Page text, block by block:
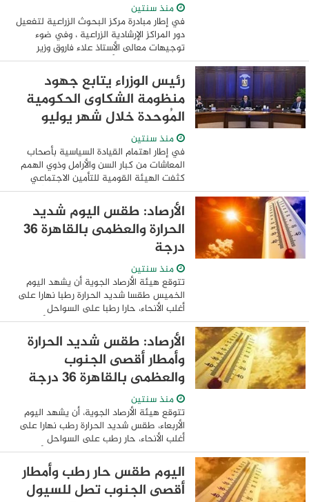
منذ سنتين
في إطار مبادرة مركز البحوث الزراعية لتفعيل
دور المراكز الإرشادية الزراعية ، وفي ضوء
توجيهات معالى الأستاذ علاء فاروق وزير
الزراعة واستصلاح الأراضي، وتعليمات الدكتور
عادل عبدالعظيم رئيس مركز البحوث ...
رئيس الوزراء يتابع جهود
منظومة الشكاوى الحكومية
المُوحدة خلال شهر يوليو
منذ سنتين
في إطار اهتمام القيادة السياسية بأصحاب
المعاشات من كبار السن والأرامل وذوي الهمم
كثفت الهيئة القومية للتأمين الاجتماعي
جهودها للتعامل مع 3060 شكوى وطلبًا خلال
يوليو. تابع الدكتور مصطفى مدبولي، ...
الأرصاد: طقس اليوم شديد
الحرارة والعظمى بالقاهرة 36
درجة
منذ سنتين
تتوقع هيئة الأرصاد الجوية أن يشهد اليوم
الخميس طقسا شديد الحرارة رطبا نهارا على
أغلب الأنحاء، حارا رطبا على السواحل
الشمالية، مائلا للحرارة رطبا ليلا على أغلب
الأنحاء. وتتوقع هيئة الأرصاد أن يشهد ...
الأرصاد: طقس شديد الحرارة
وأمطار أقصى الجنوب
والعظمى بالقاهرة 36 درجة
منذ سنتين
تتوقع هيئة الأرصاد الجوية، أن يشهد اليوم
الأربعاء، طقس شديد الحرارة رطب نهارا على
أغلب الأنحاء، حار رطب على السواحل
الشمالية، مائل للحرارة رطب ليلا على أغلب
الأنحاء. ومتوقع اليوم أن يشهد استمرار ...
اليوم طقس حار رطب وأمطار
أقصى الجنوب تصل للسيول